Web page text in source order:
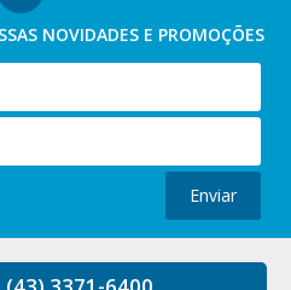
NOVIDADES E PROMOÇÕES
Enviar